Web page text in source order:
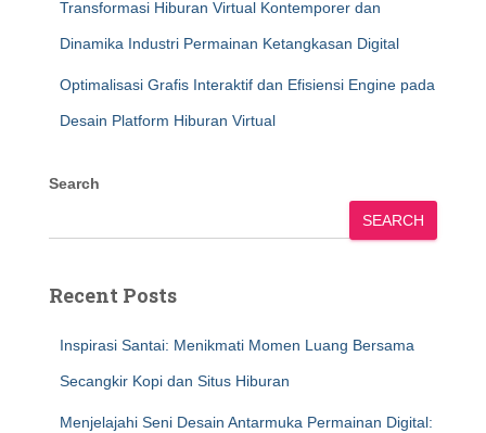
Transformasi Hiburan Virtual Kontemporer dan
Dinamika Industri Permainan Ketangkasan Digital
Optimalisasi Grafis Interaktif dan Efisiensi Engine pada
Desain Platform Hiburan Virtual
Search
SEARCH
Recent Posts
Inspirasi Santai: Menikmati Momen Luang Bersama
Secangkir Kopi dan Situs Hiburan
Menjelajahi Seni Desain Antarmuka Permainan Digital: